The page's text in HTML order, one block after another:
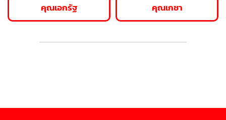
คุณเอกรัฐ คุณเกชา